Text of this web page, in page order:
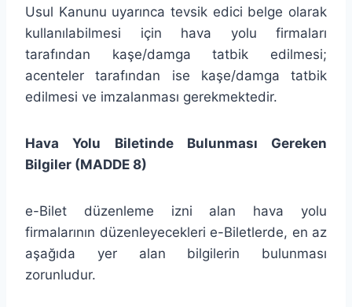
Usul Kanunu uyarınca tevsik edici belge olarak
kullanılabilmesi için hava yolu firmaları
tarafından kaşe/damga tatbik edilmesi;
acenteler tarafından ise kaşe/damga tatbik
edilmesi ve imzalanması gerekmektedir.
Hava Yolu Biletinde Bulunması Gereken
Bilgiler (MADDE 8)
e-Bilet düzenleme izni alan hava yolu
firmalarının düzenleyecekleri e-Biletlerde, en az
aşağıda yer alan bilgilerin bulunması
zorunludur.